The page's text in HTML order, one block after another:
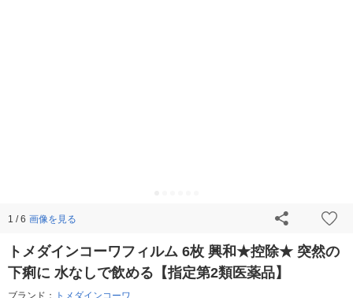
1 / 6 画像を見る
トメダインコーワフィルム 6枚 興和★控除★ 突然の
下痢に 水なしで飲める【指定第2類医薬品】